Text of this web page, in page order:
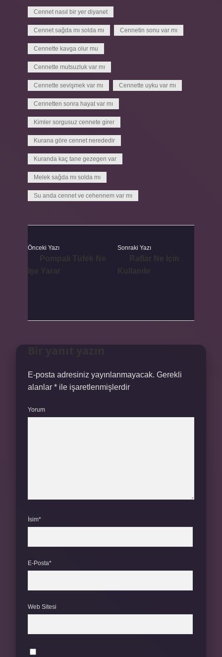
Cennet nasıl bir yer diyanet
Cennet sağda mı solda mı Cennetin sonu var mı
Cennette kavga olur mu
Cennette mutsuzluk var mı
Cennette sevişmek var mı Cennette uyku var mı
Cennetten sonra hayat var mı
Kimler sorgusuz cennete girer
Kurana göre cennet nerededir
Kuranda kaç tane gezegen var
Melek sağda mı solda mı
Su anda cennet ve cehennem var mı
Önceki Yazı Sonraki Yazı
E-posta adresiniz yayınlanmayacak. Gerekli
alanlar * ile işaretlenmişlerdir
Yorum
İsim*
E-Posta*
Web Sitesi